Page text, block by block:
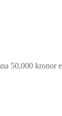
50,000 kronor